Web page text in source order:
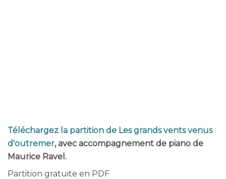
Téléchargez la partition de Les grands vents venus
d'outremer, avec accompagnement de piano de
Maurice Ravel.
Partition gratuite en PDF